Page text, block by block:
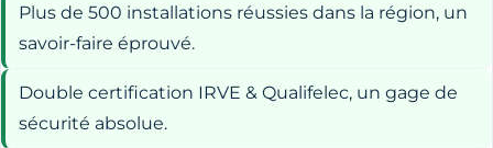
Plus de 500 installations réussies dans la région, un
savoir-faire éprouvé.
Double certification IRVE & Qualifelec, un gage de
sécurité absolue.